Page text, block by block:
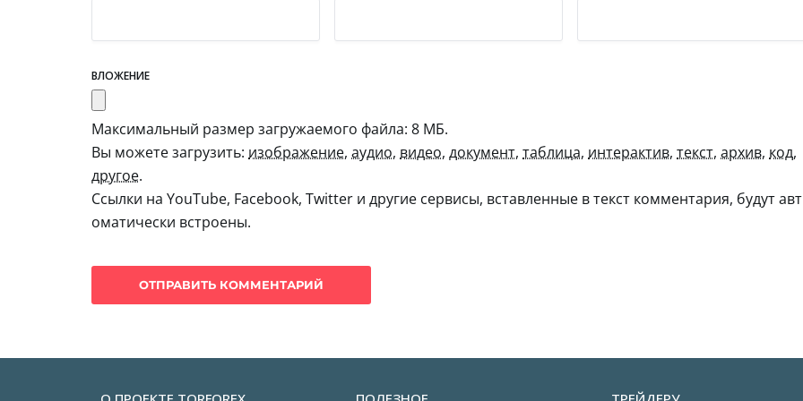
ВЛОЖЕНИЕ
Максимальный размер загружаемого файла: 8 МБ.
Вы можете загрузить: изображение, аудио, видео, документ, таблица, интерактив, текст, архив, код,
другое.
Ссылки на YouTube, Facebook, Twitter и другие сервисы, вставленные в текст комментария, будут авт
оматически встроены.